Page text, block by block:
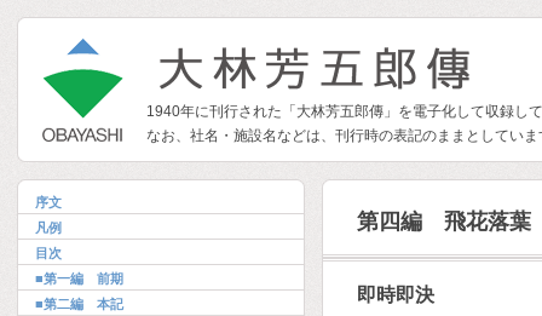
1940年に刊行された「大林芳五郎傳」を電子化して収録し
なお、社名・施設名などは、刊行時の表記のままとしてい
序文
凡例
目次
■第一編 前期
■第二編 本記
第四編 飛花落葉
即時即決